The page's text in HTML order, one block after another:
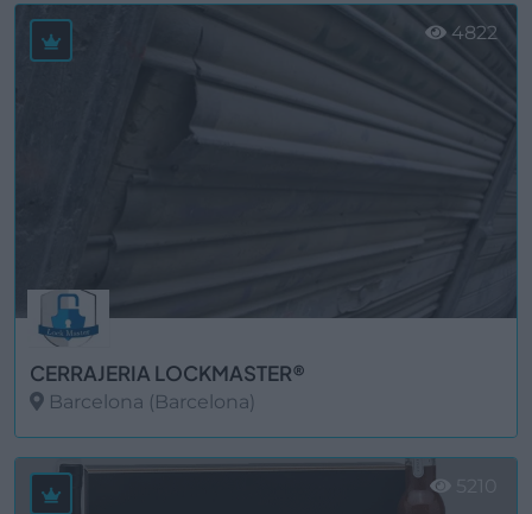
CERRAJERIA LOCKMASTER®
Barcelona (Barcelona)
4822